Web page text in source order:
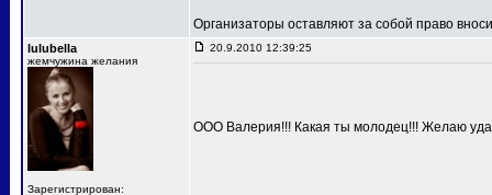
Организаторы оставляют за собой право
lulubella
жемчужина желания
Зарегистрирован:
20.9.2010 12:39:25
ООО Валерия!!! Какая ты молодец!!! Желаю